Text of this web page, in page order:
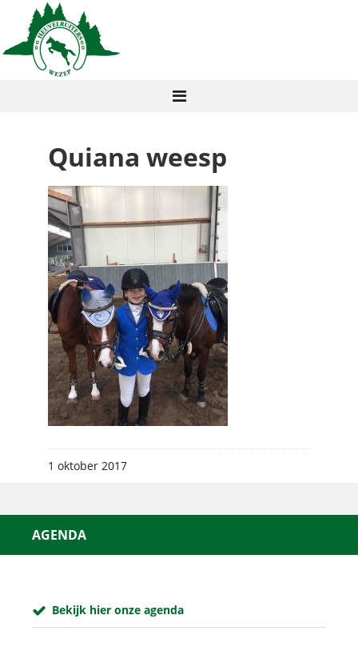
Quiana weesp
1 oktober 2017
AGENDA
Bekijk hier onze agenda